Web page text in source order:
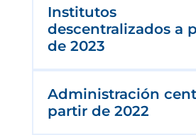
Institutos
descentralizados a
de 2023
Administración
partir de 2022